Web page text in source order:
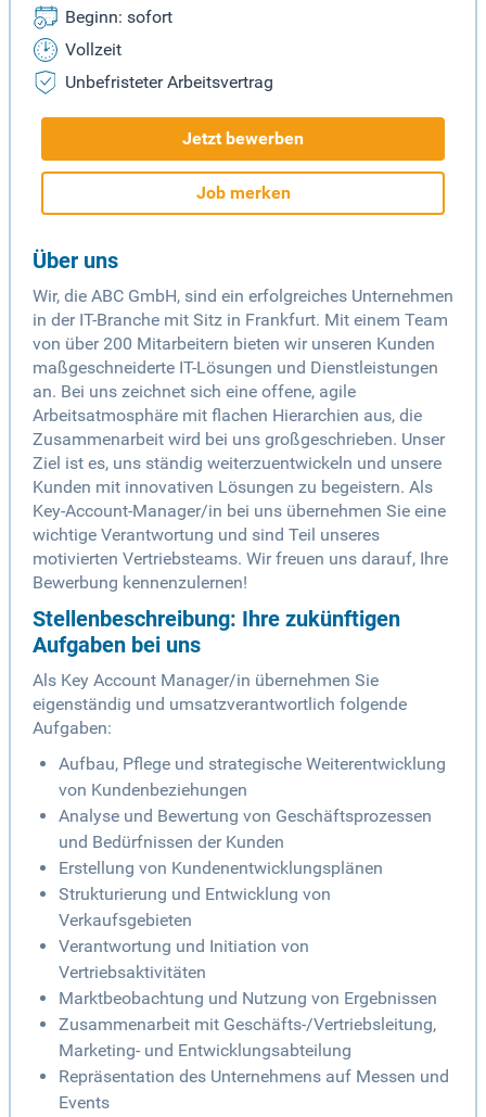
Beginn: sofort
Vollzeit
Unbefristeter Arbeitsvertrag
Jetzt bewerben
Job merken
Über uns
Wir, die ABC GmbH, sind ein erfolgreiches Unternehmen
in der IT-Branche mit Sitz in Frankfurt. Mit einem Team
von über 200 Mitarbeitern bieten wir unseren Kunden
maßgeschneiderte IT-Lösungen und Dienstleistungen
an. Bei uns zeichnet sich eine offene, agile
Arbeitsatmosphäre mit flachen Hierarchien aus, die
Zusammenarbeit wird bei uns großgeschrieben. Unser
Ziel ist es, uns ständig weiterzuentwickeln und unsere
Kunden mit innovativen Lösungen zu begeistern. Als
Key-Account-Manager/in bei uns übernehmen Sie eine
wichtige Verantwortung und sind Teil unseres
motivierten Vertriebsteams. Wir freuen uns darauf, Ihre
Bewerbung kennenzulernen!
Stellenbeschreibung: Ihre zukünftigen
Aufgaben bei uns
Als Key Account Manager/in übernehmen Sie
eigenständig und umsatzverantwortlich folgende
Aufgaben:
Aufbau, Pflege und strategische Weiterentwicklung
von Kundenbeziehungen
Analyse und Bewertung von Geschäftsprozessen
und Bedürfnissen der Kunden
Erstellung von Kundenentwicklungsplänen
Strukturierung und Entwicklung von
Verkaufsgebieten
Verantwortung und Initiation von
Vertriebsaktivitäten
Marktbeobachtung und Nutzung von Ergebnissen
Zusammenarbeit mit Geschäfts-/Vertriebsleitung,
Marketing- und Entwicklungsabteilung
Repräsentation des Unternehmens auf Messen und
Events